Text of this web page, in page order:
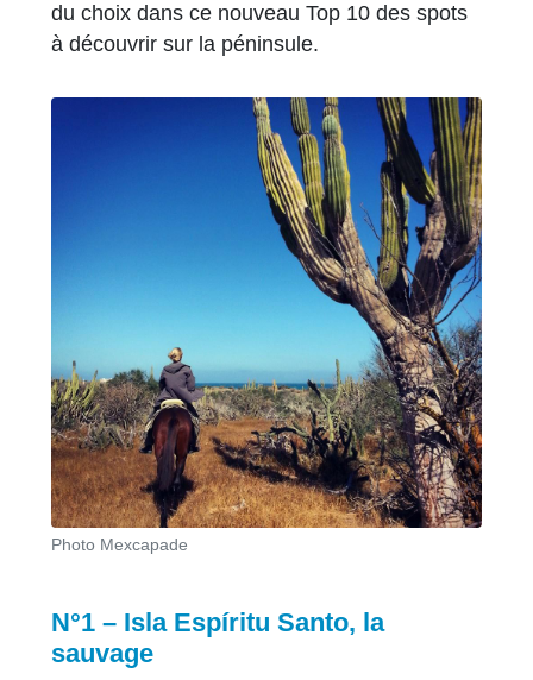
du choix dans ce nouveau Top 10 des spots
à découvrir sur la péninsule.
Photo Mexcapade
N°1 – Isla Espíritu Santo, la
sauvage